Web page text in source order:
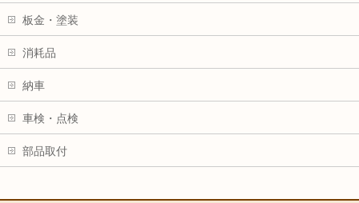
板金・塗装
消耗品
納車
車検・点検
部品取付